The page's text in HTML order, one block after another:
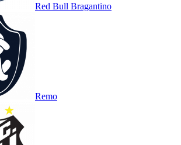
Red Bull Bragantino
Remo